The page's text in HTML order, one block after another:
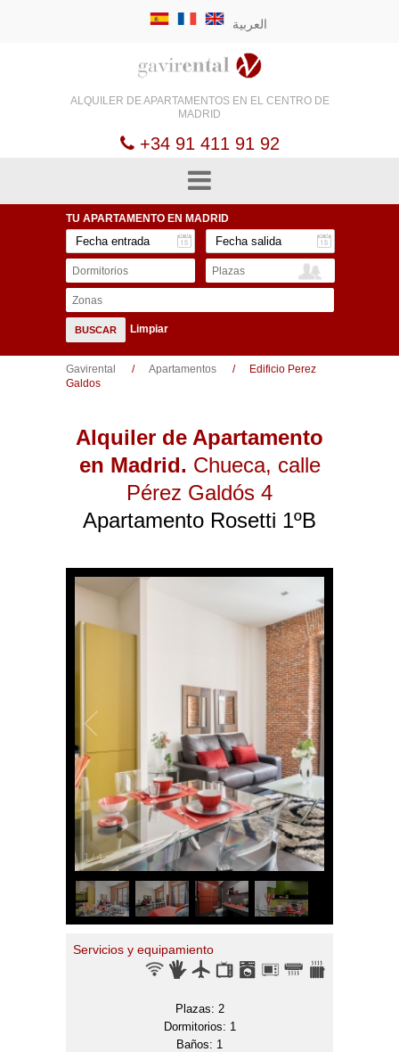
العربية
ALQUILER DEAPARTAMENTOS EN EL CENTRO DE
MADRID
+34 91 411 91 92
TU APARTAMENTO EN MADRID
Dormitorios Plazas
Zonas
BUSCAR Limpiar
Gavirental Apartamentos
Edificio Perez
Galdos
Alquiler de Apartamento
en Madrid. Chueca, calle
Pérez Galdós 4
Apartamento Rosetti 1ºB
1/4
Servicios y equipamiento
Plazas: 2
Dormitorios: 1
Baños: 1